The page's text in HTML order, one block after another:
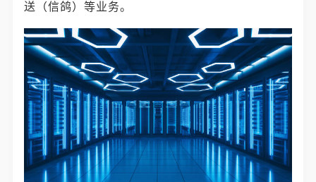
送（信鸽）等业务。